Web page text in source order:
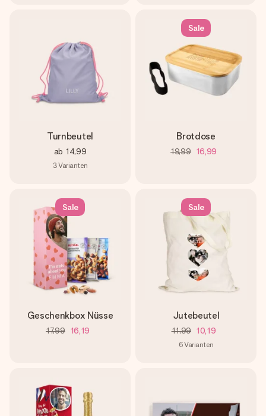
Turnbeutel
ab 14,99
3Varianten
Sale
Brotdose
19,99 16,99
Sale
Geschenkbox Nüsse
17,99 16,19
Sale
Jutebeutel
11,99 10,19
6Varianten